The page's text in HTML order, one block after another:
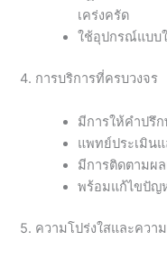
เคร่งครัด
ใช้อุปกรณ์แบบ
4. การบริการที่ครบวงจร
มีการให้คำปรึ
แพทย์ประเมิน
มีการติดตามผ
พร้อมแก้ไขปัญ
5. ความโปร่งใสและควา